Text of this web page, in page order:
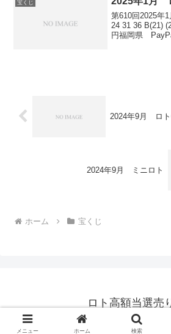
宝くじ
第610回2025年
24 31 36 B(21)
円福岡県
2024年9月 ロ
2024年9月 ミニロト
ホーム 宝くじ
ロト高額当選売
© 2023 ロト高額当選
メニュー ホーム 検索